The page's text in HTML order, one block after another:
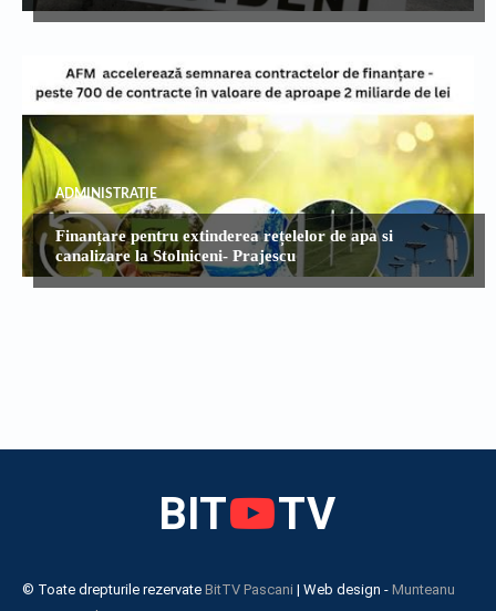
ADMINISTRATIE
Finanțare pentru extinderea rețelelor de apa si
canalizare la Stolniceni- Prajescu
BIT TV
© Toate drepturile rezervate BitTV Pascani | Web design - Munteanu